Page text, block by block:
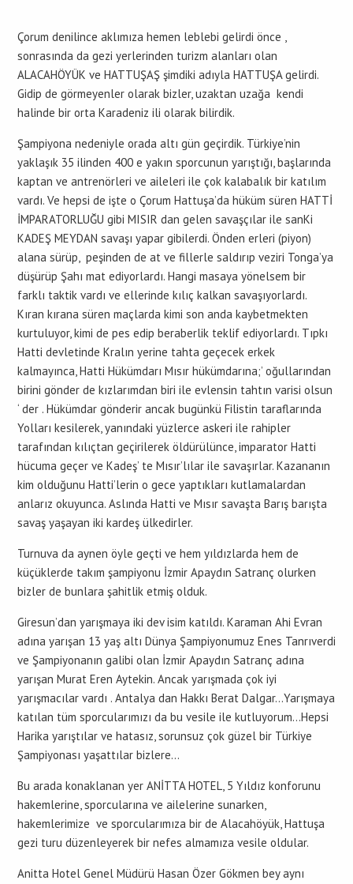
Çorum denilince aklımıza hemen leblebi gelirdi önce ,
sonrasında da gezi yerlerinden turizm alanları olan
ALACAHÖYÜK ve HATTUŞAŞ şimdiki adıyla HATTUŞA gelirdi.
Gidip de görmeyenler olarak bizler, uzaktan uzağa kendi
halinde bir orta Karadeniz ili olarak bilirdik.
Şampiyona nedeniyle orada altı gün geçirdik. Türkiye’nin
yaklaşık 35 ilinden 400 e yakın sporcunun yarıştığı, başlarında
kaptan ve antrenörleri ve aileleri ile çok kalabalık bir katılım
vardı. Ve hepsi de işte o Çorum Hattuşa’da hüküm süren HATTİ
İMPARATORLUĞU gibi MISIR dan gelen savaşçılar ile sanKi
KADEŞ MEYDAN savaşı yapar gibilerdi. Önden erleri (piyon)
alana sürüp, peşinden de at ve fillerle saldırıp veziri Tonga’ya
düşürüp Şahı mat ediyorlardı. Hangi masaya yönelsem bir
farklı taktik vardı ve ellerinde kılıç kalkan savaşıyorlardı.
Kıran kırana süren maçlarda kimi son anda kaybetmekten
kurtuluyor, kimi de pes edip beraberlik teklif ediyorlardı. Tıpkı
Hatti devletinde Kralın yerine tahta geçecek erkek
kalmayınca, Hatti Hükümdarı Mısır hükümdarına;’ oğullarından
birini gönder de kızlarımdan biri ile evlensin tahtın varisi olsun
‘ der . Hükümdar gönderir ancak bugünkü Filistin taraflarında
Yolları kesilerek, yanındaki yüzlerce askeri ile rahipler
tarafından kılıçtan geçirilerek öldürülünce, imparator Hatti
hücuma geçer ve Kadeş’ te Mısır’lılar ile savaşırlar. Kazananın
kim olduğunu Hatti’lerin o gece yaptıkları kutlamalardan
anlarız okuyunca. Aslında Hatti ve Mısır savaşta Barış barışta
savaş yaşayan iki kardeş ülkedirler.
Turnuva da aynen öyle geçti ve hem yıldızlarda hem de
küçüklerde takım şampiyonu İzmir Apaydın Satranç olurken
bizler de bunlara şahitlik etmiş olduk.
Giresun’dan yarışmaya iki dev isim katıldı. Karaman Ahi Evran
adına yarışan 13 yaş altı Dünya Şampiyonumuz Enes Tanrıverdi
ve Şampiyonanın galibi olan İzmir Apaydın Satranç adına
yarışan Murat Eren Aytekin. Ancak yarışmada çok iyi
yarışmacılar vardı . Antalya dan Hakkı Berat Dalgar…Yarışmaya
katılan tüm sporcularımızı da bu vesile ile kutluyorum…Hepsi
Harika yarıştılar ve hatasız, sorunsuz çok güzel bir Türkiye
Şampiyonası yaşattılar bizlere…
Bu arada konaklanan yer ANİTTA HOTEL, 5 Yıldız konforunu
hakemlerine, sporcularına ve ailelerine sunarken,
hakemlerimize ve sporcularımıza bir de Alacahöyük, Hattuşa
gezi turu düzenleyerek bir nefes almamıza vesile oldular.
Anitta Hotel Genel Müdürü Hasan Özer Gökmen bey aynı